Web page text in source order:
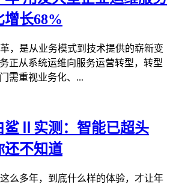
增长68%
，是从业务模式到技术提供的崭新变
正从系统运维向服务运营转型，转型
需重视业务化、...
鲨Ⅱ实测：智能已超头
还不知道
么多年，到底什么样的体验，才让年